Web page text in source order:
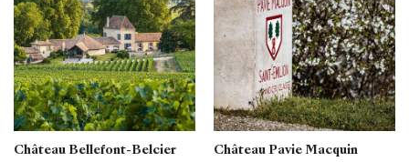
Château Bellefont-Belcier Château Pavie Macquin